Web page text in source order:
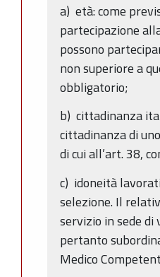
a) età: come
partecipazione
possono
non superiore a
obbligatorio;
b) cittadinanza
cittadinanza di
di cui all’art. 38,
c) idoneità
selezione. Il
servizio in sede di
pertanto
Medico